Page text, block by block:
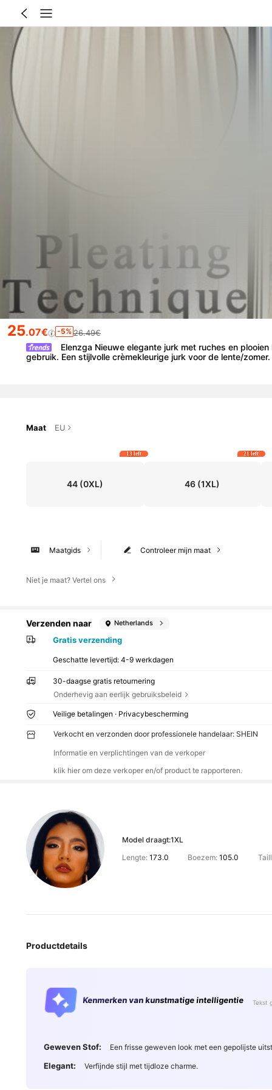
25.07€ -5% 26.49€
Elenzga Nieuwe elegante jurk met ruches en
gebruik. Een stijlvolle crèmekleurige jurk voor de lente/
Maat EU
44(0XL)
13 left
46 (1XL)
21 left
Controleer mijn maat
Maatgids
Niet je maat? Vertel ons
Verzenden naar Netherlands
Gratis verzending
Geschatte levertijd:4-9 werkdagen
30-daagse gratis retournering
Onderhevig aan eerlijk gebruiksbeleid
Veilige betalingen · Privacybescherming
Verkocht en verzonden door professionele handelaar: SHEIN
Informatie en verplichtingen van de verkoper
klik hier om deze verkoper en/of product te rapporteren.
Model draagt:1XL
Lengte: 173.0 Boezem:105.0
Productdetails
Kenmerken van kunstmatige intelligentie Tekst
Geweven Stof: Een frisse geweven look met een gepolijste
Elegant: Verfijnde stijl met tijdloze charme.